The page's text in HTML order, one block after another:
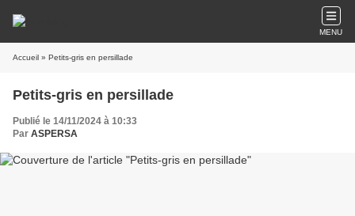
MENU
Accueil » Petits-gris en persillade
Petits-gris en persillade
Publié le 14/11/2024 à 10:33
Par ASPERSA